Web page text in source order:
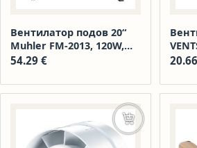
Вентилатор подов 20“
Muhler FM-2013, 120W,
индустриален, метален
54.29 € 20.66
Добавяне в